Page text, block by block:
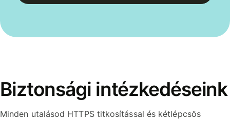
Biztonsági intézkedéseink
Minden utalásod HTTPS titkosítással és kétlépcsős